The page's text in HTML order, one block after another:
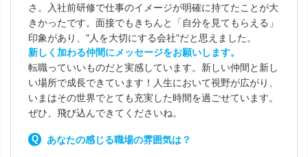
さ。入社前研修で仕事のイメージが明確に持てたことが大
きかったです。面接でもきちんと「自分を見てもらえる」
印象があり、"人を大切にする会社"だと思えました。
新しく加わる仲間にメッセージをお願いします。
転職っていいものだと実感しています。新しい仲間と新し
い場所で成長できています！人生において視野が広がり、
いまはその世界でとても充実した時間を過ごせています。
ぜひ、飛び込んできてくださいね。
あなたの感じる職場の雰囲気は？